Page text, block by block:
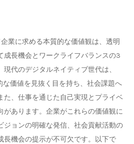
業に求める本質的な価値観は、透明
成長機会とワークライフバランスの3
代のデジタルネイティブ世代は、
な価値を見抜く目を持ち、社会課題へ
た、仕事を通じた自己実現とプライベ
があります。企業がこれらの価値観に
ジョンの明確な発信、社会貢献活動の
長機会の提示が不可欠です。以下で